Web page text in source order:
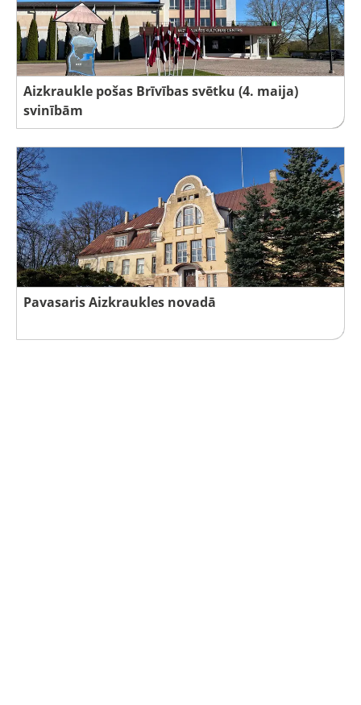
Aizkraukle pošas Brīvības svētku (4. maija)
svinībām
Pavasaris Aizkraukles novadā